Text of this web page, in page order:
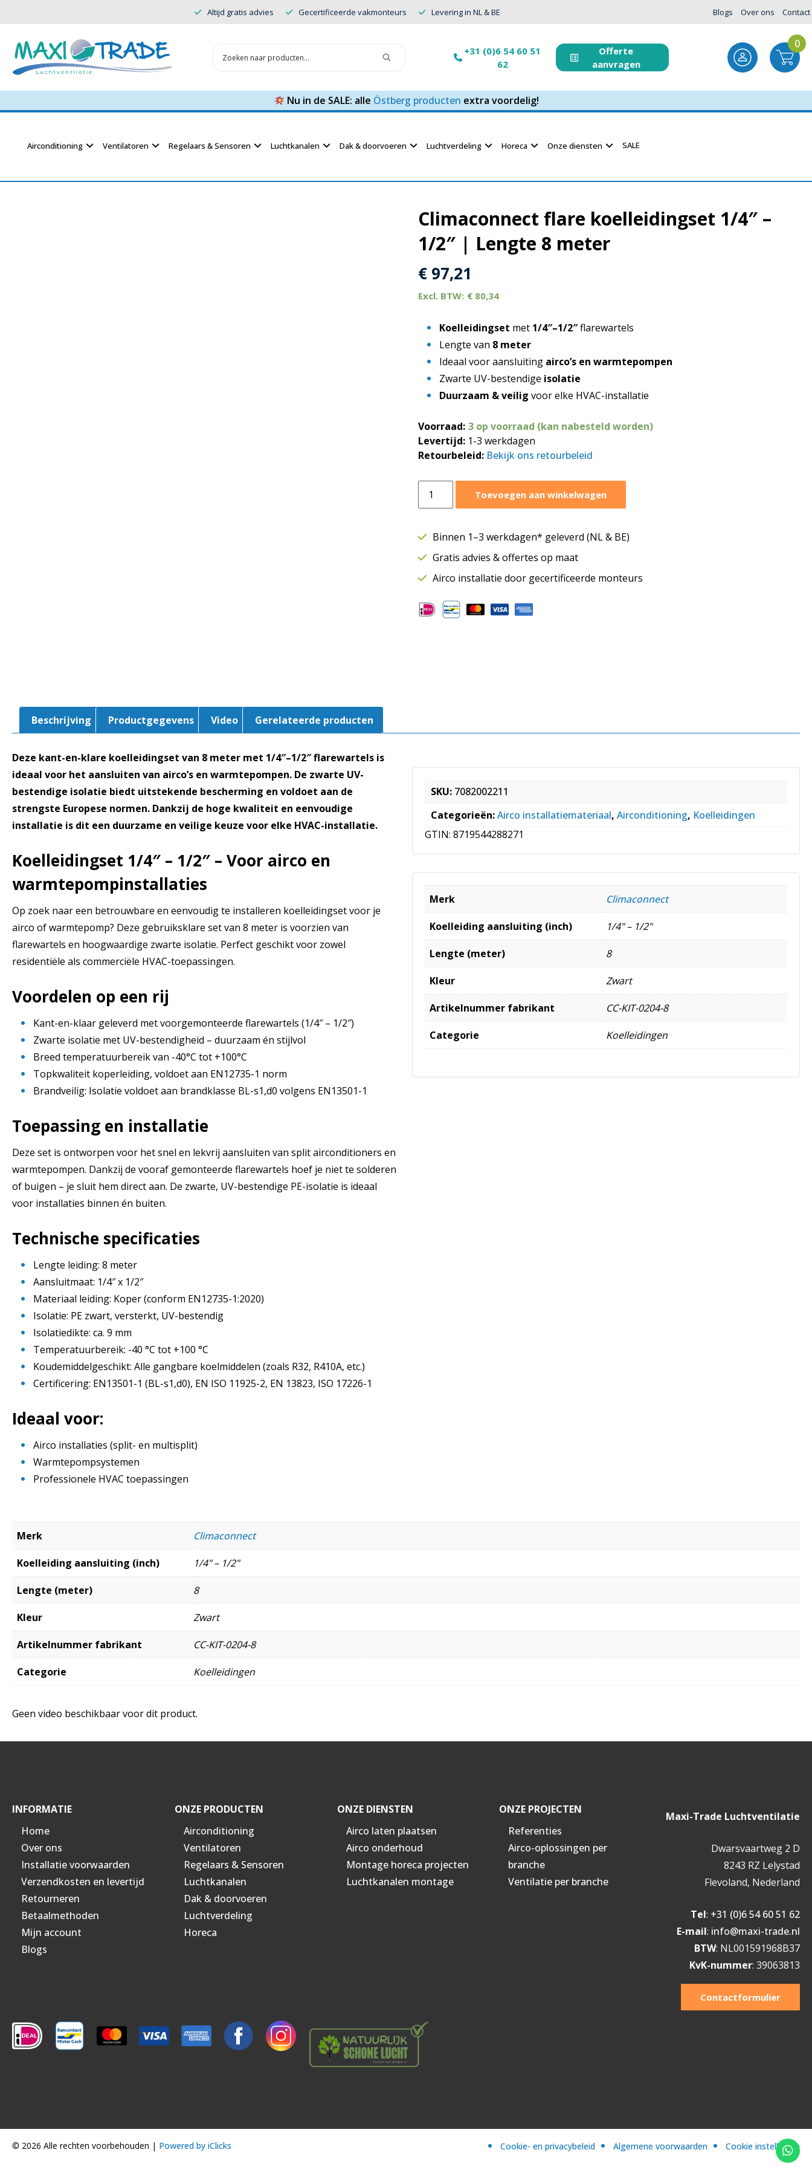
Altijd gratis advies Gecertificeerde vakmonteurs Levering in NL & BE Blogs Over ons Contact
+31 (0)6 54 60 51
62
Offerte
aanvragen
0
Nu in de SALE: alle Östberg producten extra voordelig!
Airconditioning Ventilatoren Regelaars & Sensoren Luchtkanalen Dak & doorvoeren Luchtverdeling Horeca Onze diensten SALE
Climaconnect flare koelleidingset 1/4″ –
1/2″ | Lengte 8 meter
€ 97,21
€ 80,34
Koelleidingset met 1/4″–1/2″flarewartels
Lengte van 8 meter
Ideaal voor aansluiting airco’s en warmtepompen
Zwarte UV-bestendige isolatie
Duurzaam & veilig voor elke HVAC-installatie
Voorraad: 3 op voorraad (kan nabesteld worden)
Levertijd: 1-3 werkdagen
Retourbeleid: Bekijk ons retourbeleid
flare
1/4"
1/2"
|
8
meter
Toevoegen aan winkelwagen
Binnen 1–3 werkdagen* geleverd (NL & BE)
Gratis advies & offertes op maat
Airco installatie door gecertificeerde monteurs
Beschrijving Productgegevens Video Gerelateerde producten
Deze kant-en-klare koelleidingset van 8 meter met 1/4″–1/2″ flarewartels is
ideaal voor het aansluiten van airco’s en warmtepompen. De zwarte UV-
bestendige isolatie biedt uitstekende bescherming en voldoet aan de
strengste Europese normen. Dankzij de hoge kwaliteit en eenvoudige
installatie is dit een duurzame en veilige keuze voor elke HVAC-installatie.
Koelleidingset 1/4″ – 1/2″ – Voor airco en
warmtepompinstallaties
Op zoek naar een betrouwbare en eenvoudig te installeren koelleidingset voor je
airco of warmtepomp? Deze gebruiksklare set van 8 meter is voorzien van
flarewartels en hoogwaardige zwarte isolatie. Perfect geschikt voor zowel
residentiële als commerciële HVAC-toepassingen.
Voordelen op een rij
Kant-en-klaar geleverd met voorgemonteerde flarewartels (1/4″ – 1/2″)
Zwarte isolatie met UV-bestendigheid – duurzaam én stijlvol
Breed temperatuurbereik van -40°C tot +100°C
Topkwaliteit koperleiding, voldoet aan EN12735-1 norm
Brandveilig: Isolatie voldoet aan brandklasse BL-s1,d0 volgens EN13501-1
Toepassing en installatie
Deze set is ontworpen voor het snel en lekvrij aansluiten van split airconditioners en
warmtepompen. Dankzij de vooraf gemonteerde flarewartels hoef je niet te solderen
of buigen – je sluit hem direct aan. De zwarte, UV-bestendige PE-isolatie is ideaal
voor installaties binnen én buiten.
Technische specificaties
Lengte leiding: 8 meter
Aansluitmaat: 1/4″ x 1/2″
Materiaal leiding: Koper (conform EN12735-1:2020)
Isolatie: PE zwart, versterkt, UV-bestendig
Isolatiedikte: ca. 9 mm
Temperatuurbereik: -40 °C tot +100 °C
Koudemiddelgeschikt: Alle gangbare koelmiddelen (zoals R32, R410A, etc.)
Certificering: EN13501-1 (BL-s1,d0), EN ISO 11925-2, EN 13823, ISO 17226-1
Ideaal voor:
Airco installaties (split- en multisplit)
Warmtepompsystemen
Professionele HVAC toepassingen
SKU: 7082002211
Categorieën:Airco installatiemateriaal, Airconditioning, Koelleidingen
GTIN: 8719544288271
Merk Climaconnect
Koelleiding aansluiting (inch) 1/4" – 1/2"
Lengte (meter) 8
Kleur Zwart
Artikelnummer fabrikant CC-KIT-0204-8
Categorie Koelleidingen
Merk Climaconnect
Koelleiding aansluiting (inch) 1/4" – 1/2"
Lengte (meter) 8
Kleur Zwart
Artikelnummer fabrikant CC-KIT-0204-8
Categorie Koelleidingen
Geen video beschikbaar voor dit product.
INFORMATIE
Home
Over ons
Installatie voorwaarden
Verzendkosten en levertijd
Retourneren
Betaalmethoden
Mijn account
Blogs
ONZE PRODUCTEN
Airconditioning
Ventilatoren
Regelaars & Sensoren
Luchtkanalen
Dak & doorvoeren
Luchtverdeling
Horeca
ONZE DIENSTEN
Airco laten plaatsen
Airco onderhoud
Montage horeca projecten
Luchtkanalen montage
ONZE PROJECTEN
Referenties
Airco-oplossingen per
branche
Ventilatie per branche
Maxi-Trade Luchtventilatie
Dwarsvaartweg 2 D
8243 RZ Lelystad
Flevoland, Nederland
Tel: +31 (0)6 54 60 51 62
E-mail: info@maxi-trade.nl
BTW: NL001591968B37
KvK-nummer: 39063813
Contactformulier
© 2026 Alle rechten voorbehouden | Powered by iClicks Cookie- en privacybeleid Algemene voorwaarden Cookie instellingen